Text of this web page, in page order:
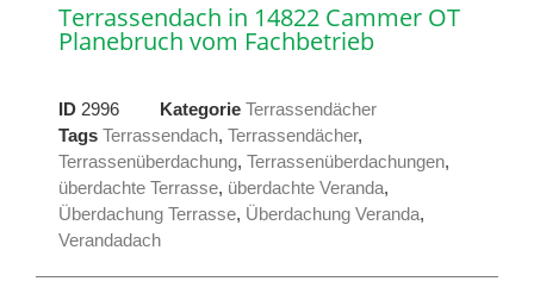
Terrassendach in 14822 Cammer OT
Planebruch vom Fachbetrieb
ID 2996 Kategorie Terrassendächer
Tags Terrassendach, Terrassendächer,
Terrassenüberdachung, Terrassenüberdachungen,
überdachte Terrasse, überdachte Veranda,
Überdachung Terrasse, Überdachung Veranda,
Verandadach